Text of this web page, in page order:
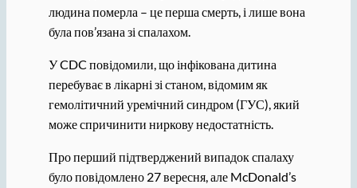
людина померла – це перша смерть, і лише вона
була пов’язана зі спалахом.
У CDC повідомили, що інфікована дитина
перебуває в лікарні зі станом, відомим як
гемолітичний уремічний синдром (ГУС), який
може спричинити ниркову недостатність.
Про перший підтверджений випадок спалаху
було повідомлено 27 вересня, але McDonald’s